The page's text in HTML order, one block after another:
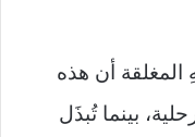
المغلقة أن هذه
بينما تُبذَل